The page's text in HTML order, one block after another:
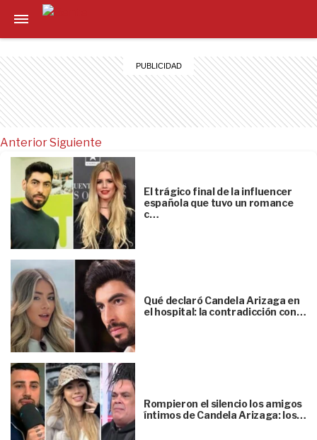
Anterior
El trágico final de la influencer
española que tuvo un romance
c…
Qué declaró Candela Arizaga en
el hospital: la contradicción con…
Rompieron el silencio los amigos
íntimos de Candela Arizaga: los…
Siguiente